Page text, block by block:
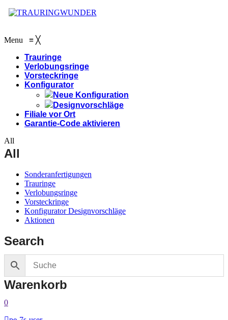
Menu ≡ ╳
Trauringe
Verlobungsringe
Vorsteckringe
Konfigurator
Neue Konfiguration
Designvorschläge
Filiale vor Ort
Garantie-Code aktivieren
All
All
Sonderanfertigungen
Trauringe
Verlobungsringe
Vorsteckringe
Konfigurator Designvorschläge
Aktionen
Search
Warenkorb
0